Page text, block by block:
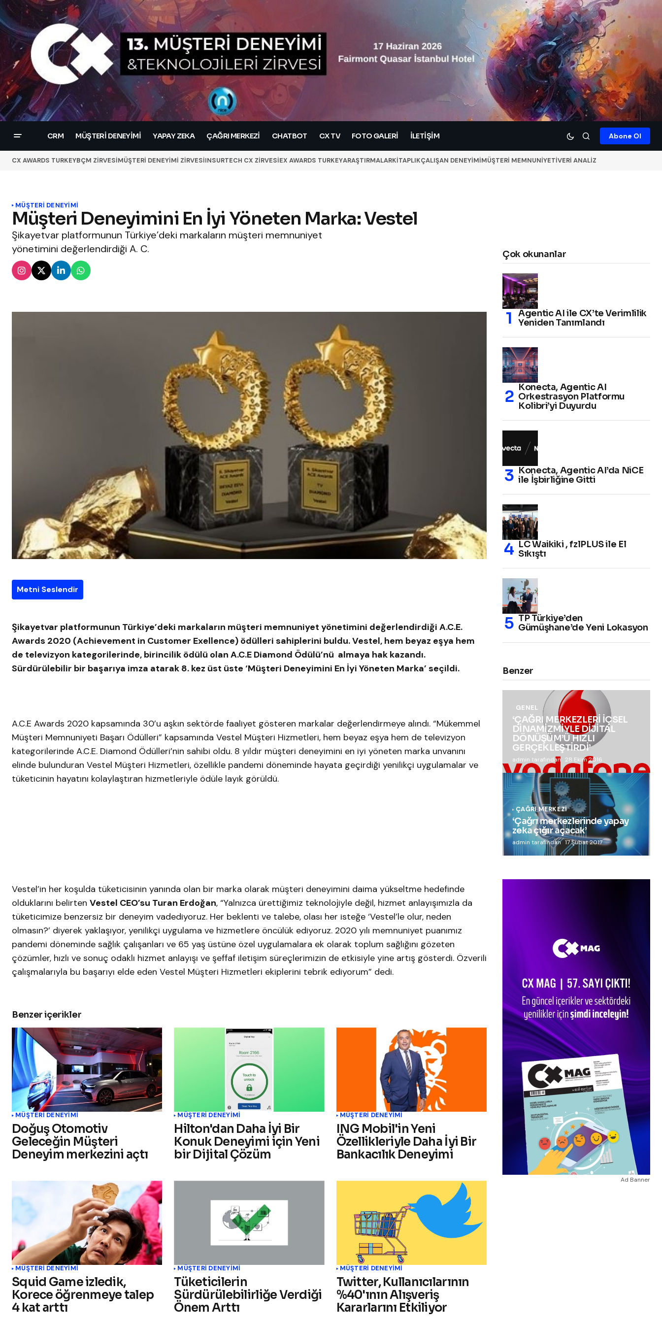
CRM MÜŞTERI DENEYIMI YAPAY ZEKA ÇAĞRI MERKEZI CHATBOT CX TV FOTO GALERİ İLETIŞIM Abone Ol
CX AWARDS TURKEYBÇM ZİRVESİMÜŞTERİ DENEYİMİ ZİRVESİINSURTECH CX ZİRVESİEX AWARDS TURKEYARAŞTIRMALARKİTAPLIKÇALIŞAN DENEYİMİMÜŞTERİ MEMNUNİYETİVERİ ANALİZ
MÜŞTERI DENEYIMI
Müşteri Deneyimini En İyi Yöneten Marka: Vestel
Şikayetvar platformunun Türkiye’deki markaların müşteri memnuniyet
yönetimini değerlendirdiği A. C.
Metni Seslendir
Şikayetvar platformunun Türkiye’deki markaların müşteri memnuniyet yönetimini değerlendirdiği A.C.E.
Awards 2020 (Achievement in Customer Exellence) ödülleri sahiplerini buldu. Vestel, hem beyaz eşya hem
de televizyon kategorilerinde, birincilik ödülü olan A.C.E Diamond Ödülü’nü almaya hak kazandı.
Sürdürülebilir bir başarıya imza atarak 8. kez üst üste ‘Müşteri Deneyimini En İyi Yöneten Marka’ seçildi.
A.C.E Awards 2020 kapsamında 30’u aşkın sektörde faaliyet gösteren markalar değerlendirmeye alındı. “Mükemmel
Müşteri Memnuniyeti Başarı Ödülleri” kapsamında Vestel Müşteri Hizmetleri, hem beyaz eşya hem de televizyon
kategorilerinde A.C.E. Diamond Ödülleri’nin sahibi oldu. 8 yıldır müşteri deneyimini en iyi yöneten marka unvanını
elinde bulunduran Vestel Müşteri Hizmetleri, özellikle pandemi döneminde hayata geçirdiği yenilikçi uygulamalar ve
tüketicinin hayatını kolaylaştıran hizmetleriyle ödüle layık görüldü.
Vestel’in her koşulda tüketicisinin yanında olan bir marka olarak müşteri deneyimini daima yükseltme hedefinde
olduklarını belirten Vestel CEO’su Turan Erdoğan, “Yalnızca ürettiğimiz teknolojiyle değil, hizmet anlayışımızla da
tüketicimize benzersiz bir deneyim vadediyoruz. Her beklenti ve talebe, olası her isteğe ‘Vestel’le olur, neden
olmasın?’ diyerek yaklaşıyor, yenilikçi uygulama ve hizmetlere öncülük ediyoruz. 2020 yılı memnuniyet puanımız
pandemi döneminde sağlık çalışanları ve 65 yaş üstüne özel uygulamalara ek olarak toplum sağlığını gözeten
çözümler, hızlı ve sonuç odaklı hizmet anlayışı ve şeffaf iletişim süreçlerimizin de etkisiyle yine artış gösterdi. Özverili
çalışmalarıyla bu başarıyı elde eden Vestel Müşteri Hizmetleri ekiplerini tebrik ediyorum” dedi.
Benzer içerikler
MÜŞTERI DENEYIMI
Doğuş Otomotiv
Geleceğin Müşteri
Deneyim merkezini açtı
MÜŞTERI DENEYIMI
Hilton'dan Daha İyi Bir
Konuk Deneyimi için Yeni
bir Dijital Çözüm
MÜŞTERI DENEYIMI
ING Mobil'in Yeni
Özellikleriyle Daha İyi Bir
Bankacılık Deneyimi
MÜŞTERI DENEYIMI
Squid Game izledik,
Korece öğrenmeye talep
4 kat arttı
MÜŞTERI DENEYIMI
Tüketicilerin
Sürdürülebilirliğe Verdiği
Önem Arttı
MÜŞTERI DENEYIMI
Twitter, Kullanıcılarının
%40'ının Alışveriş
Kararlarını Etkiliyor
Çok okunanlar
Agentic AI ile CX’te Verimlilik
Yeniden Tanımlandı
Konecta, Agentic AI
Orkestrasyon Platformu
Kolibri’yi Duyurdu
Konecta, Agentic AI’da NiCE
ile İşbirliğine Gitti
LC Waikiki , fzlPLUS ile El
Sıkıştı
TP Türkiye’den
Gümüşhane’de Yeni Lokasyon
Benzer
GENEL
‘ÇAĞRI MERKEZLERİ İÇSEL
DİNAMİZMİYLE DİJİTAL
DÖNÜŞÜM’Ü HIZLI
GERÇEKLEŞTİRDİ’
admin tarafından 28 Ekim 2016
ÇAĞRI MERKEZI
‘Çağrı merkezlerinde yapay
zeka çığır açacak’
admin tarafından 17 Şubat 2017
Ad Banner